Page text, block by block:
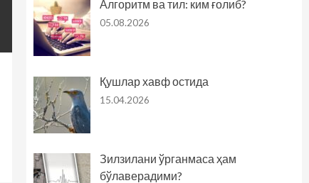
Алгоритм ва тил: ким ғолиб?
05.08.2026
Қушлар хавф остида
15.04.2026
Зилзилани ўрганмаса ҳам
бўлаверадими?